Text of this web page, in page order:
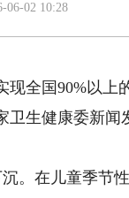
06-02 10:28
全国90%以上
卫生健康委新闻
。在儿童季节